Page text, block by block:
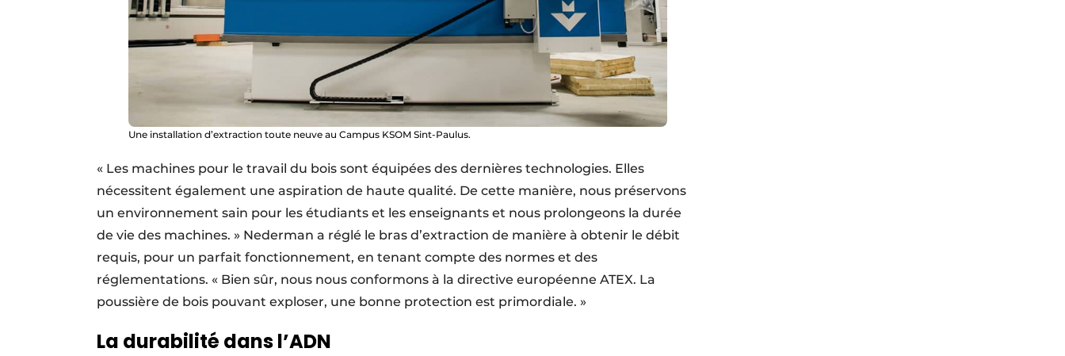
Une installation d’extraction toute neuve au Campus KSOM Sint-Paulus.
« Les machines pour le travail du bois sont équipées des dernières technologies. Elles
nécessitent également une aspiration de haute qualité. De cette manière, nous préservons
un environnement sain pour les étudiants et les enseignants et nous prolongeons la durée
de vie des machines. » Nederman a réglé le bras d’extraction de manière à obtenir le débit
requis, pour un parfait fonctionnement, en tenant compte des normes et des
réglementations. « Bien sûr, nous nous conformons à la directive européenne ATEX. La
poussière de bois pouvant exploser, une bonne protection est primordiale. »
La durabilité dans l’ADN